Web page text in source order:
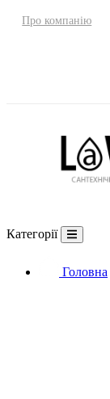
Про компанію
Категорії
Головна